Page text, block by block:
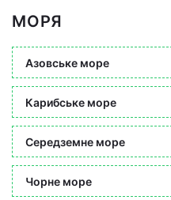
МОРЯ
Азовське море
Карибське море
Середземне море
Чорне море